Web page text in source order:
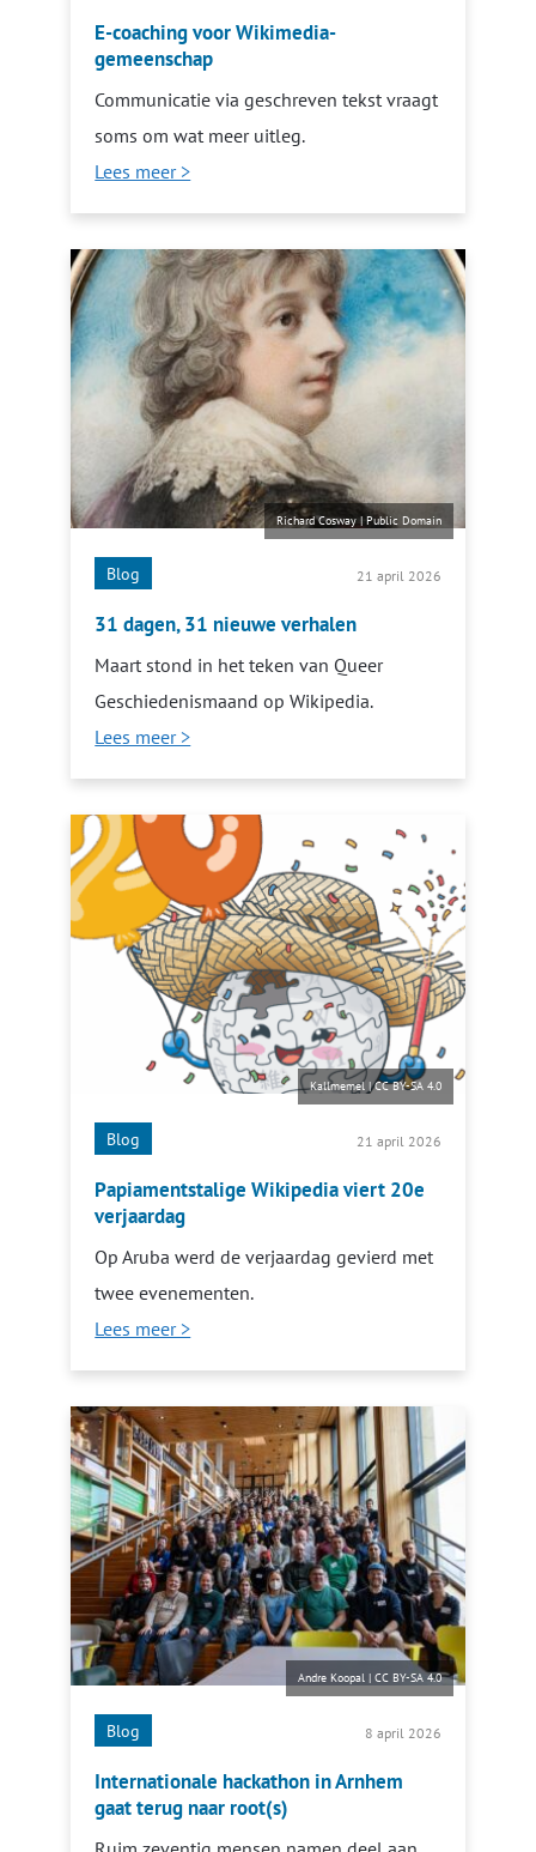
E-coaching voor Wikimedia-
gemeenschap
Communicatie via geschreven tekst vraagt
soms om wat meer uitleg.
Lees meer >
Richard Cosway| Public Domain
Blog 21 april 2026
31 dagen, 31 nieuwe verhalen
Maart stond in het teken van Queer
Geschiedenismaand op Wikipedia.
Lees meer >
Kallmemel|CC BY-SA 4.0
Blog 21 april 2026
Papiamentstalige Wikipedia viert 20e
verjaardag
Op Aruba werd de verjaardag gevierd met
twee evenementen.
Lees meer >
Andre Koopal| CC BY-SA 4.0
Blog 8 april 2026
Internationale hackathon in Arnhem
gaat terug naar root(s)